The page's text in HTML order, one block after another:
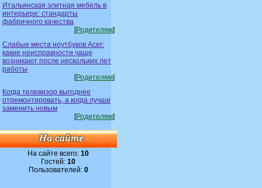
Итальянская элитная мебель в
интерьере: стандарты
фабричного качества
[Родителям]
Слабые места ноутбуков Acer:
какие неисправности чаще
возникают после нескольких лет
работы
[Родителям]
Когда телевизор выгоднее
отремонтировать, а когда лучше
заменить новым
[Родителям]
На сайте всего:10
Гостей:10
Пользователей: 0